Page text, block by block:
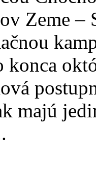
Zeme
konca
majú